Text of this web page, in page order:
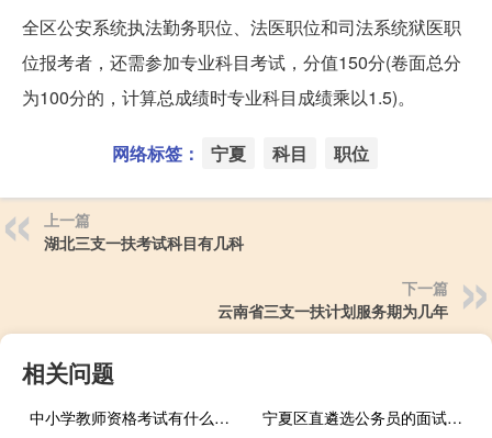
全区公安系统执法勤务职位、法医职位和司法系统狱医职
位报考者，还需参加专业科目考试，分值150分(卷面总分
为100分的，计算总成绩时专业科目成绩乘以1.5)。
网络标签： 宁夏 科目 职位
上一篇
湖北三支一扶考试科目有几科
下一篇
云南省三支一扶计划服务期为几年
相关问题
中小学教师资格考试有什么要求
宁夏区直遴选公务员的面试流程是什么